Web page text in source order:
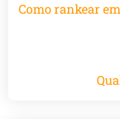
Como rankear